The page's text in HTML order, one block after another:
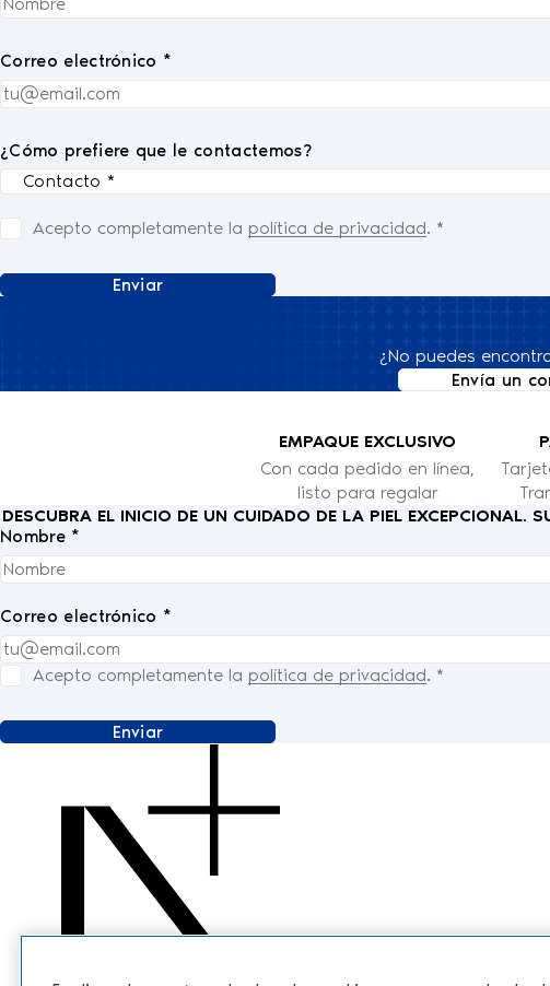
Correo electrónico *
¿Cómo prefiere que le contactemos?
Acepto completamente la política de privacidad. *
Enviar
¿No puedes
Envía un
EMPAQUE EXCLUSIVO
Con cada pedido en línea,
listo para regalar
DESCUBRA EL INICIO DE UN CUIDADO DE LA PIEL EXCEPCIONAL.
Nombre *
Correo electrónico *
Acepto completamente la política de privacidad. *
Enviar